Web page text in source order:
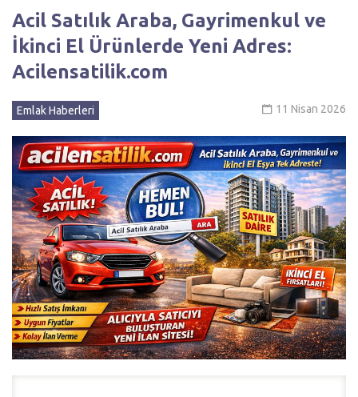
Acil Satılık Araba, Gayrimenkul ve
İkinci El Ürünlerde Yeni Adres:
Acilensatilik.com
11 Nisan 2026
Emlak Haberleri